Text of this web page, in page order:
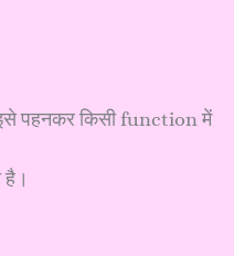
पहनकर किसी function में